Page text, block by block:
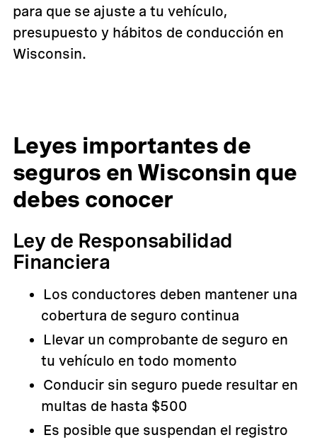
para que se ajuste a tu vehículo,
presupuesto y hábitos de conducción en
Wisconsin.
Leyes importantes de
seguros en Wisconsin que
debes conocer
Ley de Responsabilidad
Financiera
Los conductores deben mantener una
cobertura de seguro continua
Llevar un comprobante de seguro en
tu vehículo en todo momento
Conducir sin seguro puede resultar en
multas de hasta $500
Es posible que suspendan el registro